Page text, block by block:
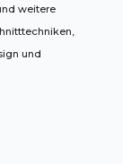
weitere
und